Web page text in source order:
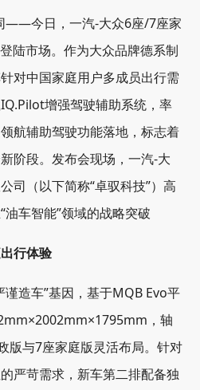
——今日，一汽-大众6座/7座家
陆市场。作为大众品牌德系制
对中国家庭用户多成员出行需
增强驾驶辅助系统，率
航辅助驾驶功能落地，标志着
阶段。发布会现场，一汽-大
司（以下简称“卓驭科技”）高
车智能”领域的战略突破
行体验
造车”基因，基于MQB Evo平
，轴
版与7座家庭版灵活布局。针对
严苛需求，新车第二排配备独